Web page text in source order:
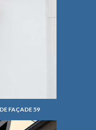
FAÇADE 59